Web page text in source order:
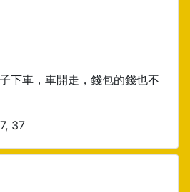
下車，車開走，錢包的錢也不
37